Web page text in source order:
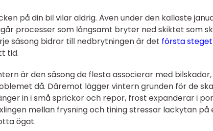
på din bil vilar aldrig. Även under den kallaste
processer som långsamt bryter ned skiktet som
säsong bidrar till nedbrytningen är det första steget
tid.
är den säsong de flesta associerar med
då. Däremot lägger vintern grunden för de
in i små sprickor och repor, frost expanderar i
mellan frysning och tining stressar lackytan
ögat.